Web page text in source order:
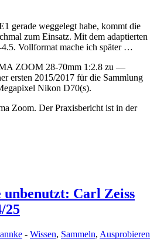
gerade weggelegt habe, kommt die
zum Einsatz. Mit dem adaptierten
Vollformat mache ich später …
ZOOM 28-70mm 1:2.8 zu —
ersten 2015/2017 für die Sammlung
Nikon D70(s).
Zoom. Der Praxisbericht ist in der
unbenutzt: Carl Zeiss
25
- Wissen, Sammeln, Ausprobieren